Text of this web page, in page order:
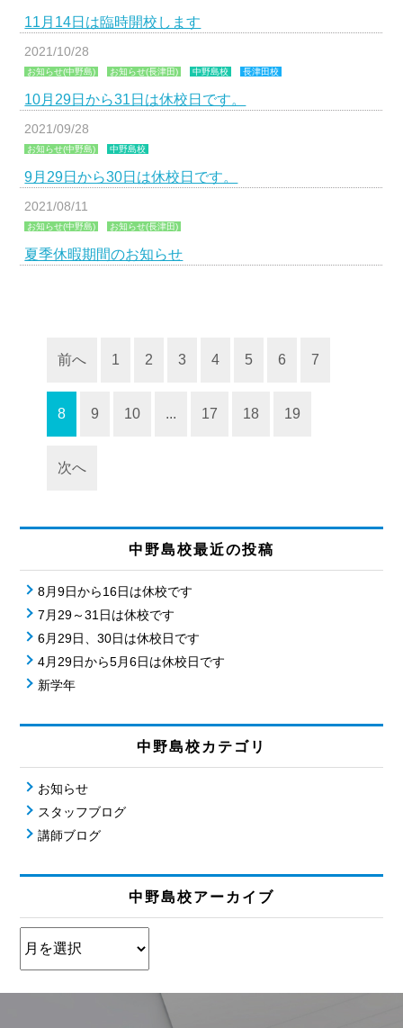
11月14日は臨時開校します
2021/10/28
お知らせ(中野島) お知らせ(長津田) 中野島校 長津田校
10月29日から31日は休校日です。
2021/09/28
お知らせ(中野島) 中野島校
9月29日から30日は休校日です。
2021/08/11
お知らせ(中野島) お知らせ(長津田)
夏季休暇期間のお知らせ
前へ 1 2 3 4 5 6 7
8 9 10 ... 17 18 19
次へ
中野島校最近の投稿
8月9日から16日は休校です
7月29～31日は休校です
6月29日、30日は休校日です
4月29日から5月6日は休校日です
新学年
中野島校カテゴリ
お知らせ
スタッフブログ
講師ブログ
中野島校アーカイブ